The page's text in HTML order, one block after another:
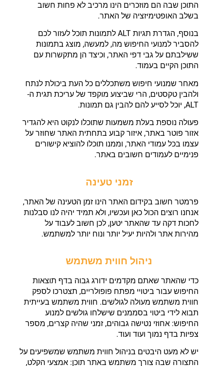
התוכן שבה הם מוזכרים הינו מרכיב לא פחות חשוב
בשלב האופטימיזציה של האתר.
בנוסף, הגדרת תגיות ALT לתמונות תוכל לעזור לכם
להסביר למנועי החיפוש מה, למעשה, מוצג בתמונות
ששילבתם על גבי דפי האתר, וכיצד הן מתקשרות עם
התוכן הקיים בעמוד.
מאחר שמנועי חיפוש משתכללים כל העת ביכולת לנתח
ולהבין טקסטים, הרי שביצוע מוקפד של עריכת תגית ה-
ALT, יוכל לסייע להם להבין גם תמונות.
פעולה נוספת בעלת משמעות שתוכלו לנקוט היא להגדיר
אזור פוטר באתר, איזור קבוע בתחתית האתר שחוזר על
עצמו בכל עמודי האתר, וממנו תוכלו להוציא קישורים
פנימיים לעמודים חשובים באתר.
זמני טעינה
פרמטר חשוב בקידום האתר הינו זמן הטעינה של האתר,
אנחנו רוצים הכול כאן ועכשיו, ולא תמיד יהיה לנו סבלנות
לחכות דקה עד שהאתר יטען, לכן חשוב לעבוד על
מהירות אתר ולהיות יעיל יותר ונוח יותר למשתמש.
ניהול חווית משתמש
כדי שהאתר שאתם מקדמים ידורג גבוה בדף תוצאות
החיפוש עבור ביטויי מפתח פופולריים, תצטרכו לספק
חווית משתמש מעולה לגולשים. חווית משתמש בעייתית
תבוא לידי ביטוי בסממנים שישלחו גולשים למנוע
החיפוש: אחוזי נטישה גבוהים, זמני שהיה קצרים, מספר
צפיות בדף נמוך ועוד ועוד.
יש לא מעט היבטים בניהול חווית משתמש שמשפיעים על
התצורה שבה צורך משתמש באתר תוכן: אמצעי הקלט,